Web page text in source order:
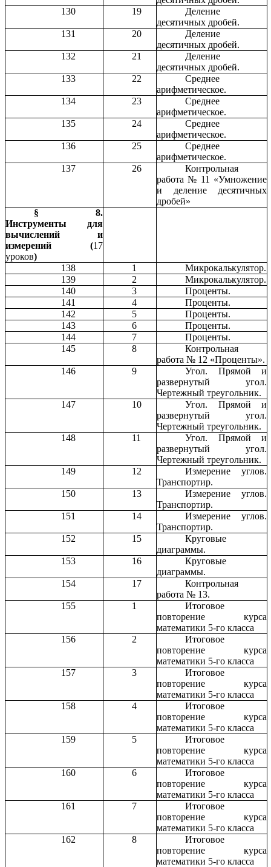
130
19
Деление
десятичных дробей.
131
20
Деление
десятичных дробей.
132
21
Деление
десятичных дробей.
133
22
Среднее
арифметическое.
134
23
Среднее
арифметическое.
135
24
Среднее
арифметическое.
136
25
Среднее
арифметическое.
137
26
Контрольная
работа № 11 «Умножение
и деление десятичных
дробей»
§ 8.
Инструменты для
вычислений и
измерений (17
уроков)
138
1
Микрокалькулятор.
139
2
Микрокалькулятор.
140
3
Проценты.
141
4
Проценты.
142
5
Проценты.
143
6
Проценты.
144
7
Проценты.
145
8
Контрольная
работа № 12 «Проценты».
146
9
Угол. Прямой и
развернутый угол.
Чертежный треугольник.
147
10
Угол. Прямой и
развернутый угол.
Чертежный треугольник.
148
11
Угол. Прямой и
развернутый угол.
Чертежный треугольник.
149
12
Измерение углов.
Транспортир.
150
13
Измерение углов.
Транспортир.
151
14
Измерение углов.
Транспортир.
152
15
Круговые
диаграммы.
153
16
Круговые
диаграммы.
154
17
Контрольная
работа № 13.
155
1
Итоговое
повторение курса
математики 5-го класса
156
2
Итоговое
повторение курса
математики 5-го класса
157
3
Итоговое
повторение курса
математики 5-го класса
158
4
Итоговое
повторение курса
математики 5-го класса
159
5
Итоговое
повторение курса
математики 5-го класса
160
6
Итоговое
повторение курса
математики 5-го класса
161
7
Итоговое
повторение курса
математики 5-го класса
162
8
Итоговое
повторение курса
математики 5-го класса